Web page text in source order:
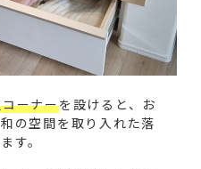
ーナーを設けると、お
の空間を取り入れた落
す。